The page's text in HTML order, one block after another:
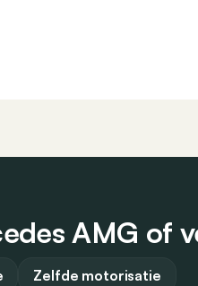
AMG of
Zelfde motorisatie